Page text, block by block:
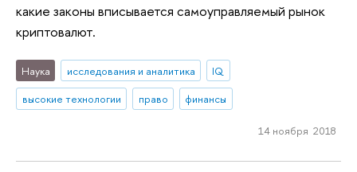
какие законы вписывается самоуправляемый рынок
криптовалют.
Наука исследования и аналитика
IQ
высокие технологии
право финансы
14 ноября 2018